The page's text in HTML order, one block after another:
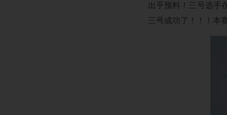
出乎预料！三号选手
三号成功了！！！本